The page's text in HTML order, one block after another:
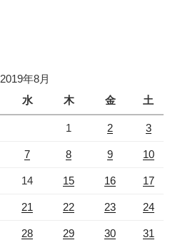
2019年8月
水 木 金 土
1 2 3
7 8 9 10
14 15 16 17
21 22 23 24
28 29 30 31